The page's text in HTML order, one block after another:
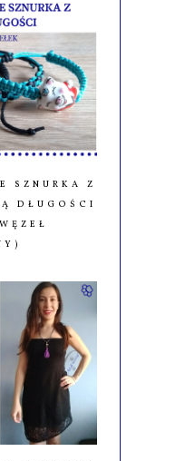
SZNURKA Z
DŁUGOŚCI